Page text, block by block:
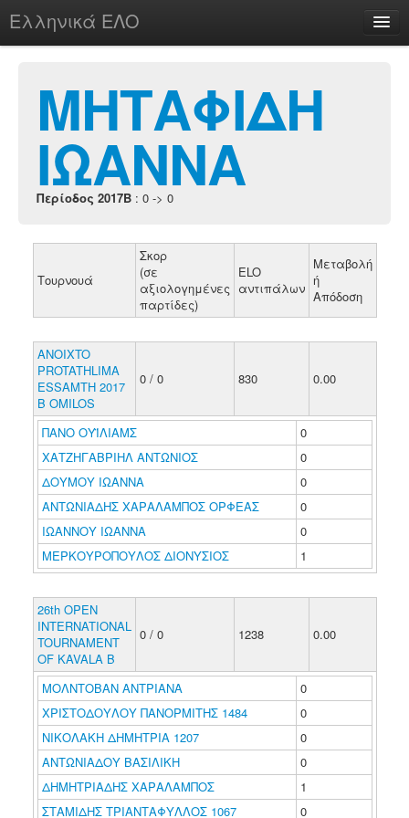
Ελληνικά ΕΛΟ
chesstu.be @ discord
Login
ΜΗΤΑΦΙΔΗ
ΙΩΑΝΝΑ
Περίοδος 2017B : 0 -> 0
Τουρνουά
Σκορ
(σε
αξιολογημένες
παρτίδες)
ELO
αντιπάλων
Μεταβολή
ή
Απόδοση
ANOIXTO
PROTATHLIMA
ESSAMTH 2017
B OMILOS
0 / 0 830 0.00
ΠΑΝΟ ΟΥΪΛΙΑΜΣ
0
ΧΑΤΖΗΓΑΒΡΙΗΛ ΑΝΤΩΝΙΟΣ
0
ΔΟΥΜΟΥ ΙΩΑΝΝΑ
0
ΑΝΤΩΝΙΑΔΗΣ ΧΑΡΑΛΑΜΠΟΣ ΟΡΦΕΑΣ
0
ΙΩΑΝΝΟΥ ΙΩΑΝΝΑ
0
ΜΕΡΚΟΥΡΟΠΟΥΛΟΣ ΔΙΟΝΥΣΙΟΣ
1
26th OPEN
INTERNATIONAL
TOURNAMENT
OF KAVALA B
0 / 0 1238 0.00
ΜΟΛΝΤΟΒΑΝ ΑΝΤΡΙΑΝΑ
0
ΧΡΙΣΤΟΔΟΥΛΟΥ ΠΑΝΟΡΜΙΤΗΣ 1484
0
ΝΙΚΟΛΑΚΗ ΔΗΜΗΤΡΙΑ 1207
0
ΑΝΤΩΝΙΑΔΟΥ ΒΑΣΙΛΙΚΗ
0
ΔΗΜΗΤΡΙΑΔΗΣ ΧΑΡΑΛΑΜΠΟΣ
1
ΣΤΑΜΙΔΗΣ ΤΡΙΑΝΤΑΦΥΛΛΟΣ 1067
0